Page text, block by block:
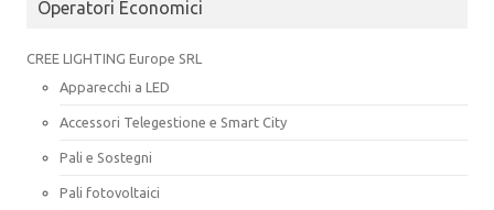
Operatori Economici
CREE LIGHTING Europe SRL
Apparecchi a LED
Accessori Telegestione e Smart City
Pali e Sostegni
Pali fotovoltaici